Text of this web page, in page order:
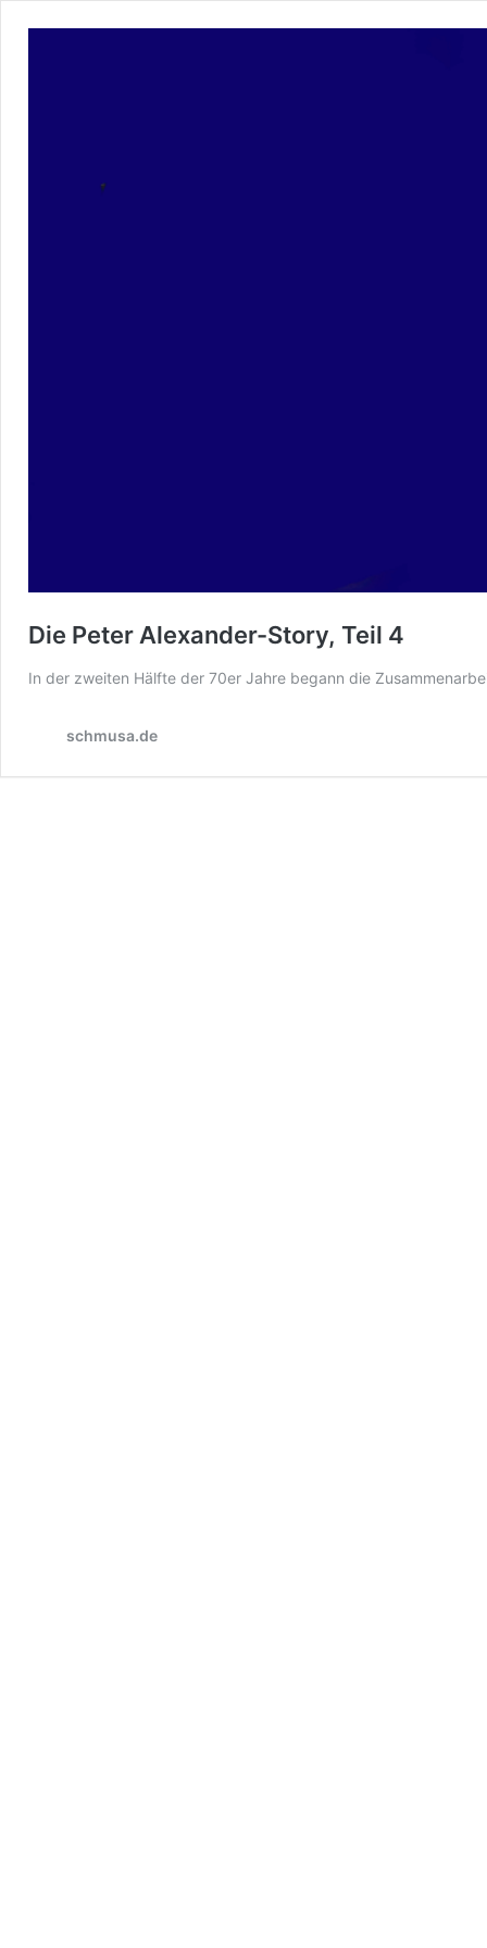
Die Peter Alexander-Story, Teil 4
In der zweiten Hälfte der 70er Jahre begann die
schmusa.de